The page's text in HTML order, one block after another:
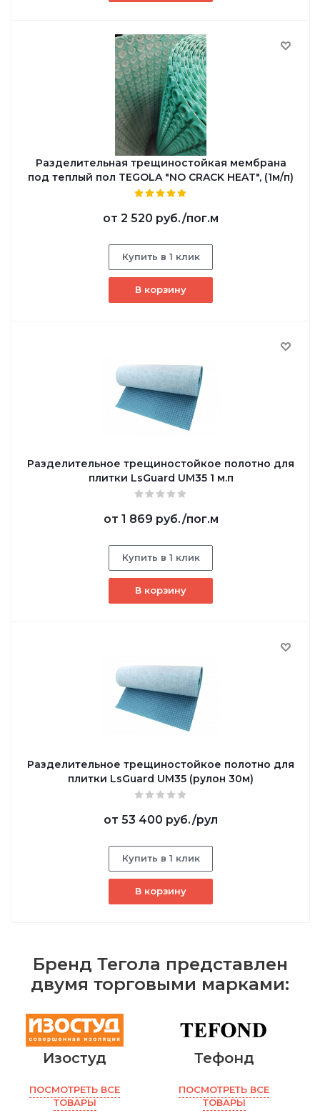
Разделительная трещиностойкая мембрана
под теплый пол TEGOLA "NO CRACK HEAT", (1м/п)
от 2 520 руб./пог.м
Купить в 1 клик
В корзину
Разделительное трещиностойкое полотно для
плитки LsGuard UM35 1 м.п
от 1 869 руб./пог.м
Купить в 1 клик
В корзину
Разделительное трещиностойкое полотно для
плитки LsGuard UM35 (рулон 30м)
от 53 400 руб./рул
Купить в 1 клик
В корзину
Бренд Тегола представлен
двумя торговыми марками:
Изостуд
ПОСМОТРЕТЬ ВСЕ
ТОВАРЫ
Тефонд
ПОСМОТРЕТЬ ВСЕ
ТОВАРЫ